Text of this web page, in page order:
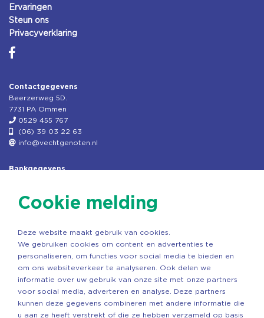
Ervaringen
Steun ons
Privacyverklaring
Contactgegevens
Beerzerweg 5D.
7731 PA Ommen
0529 455 767
(06) 39 03 22 63
info@vechtgenoten.nl
Bankgegevens
Rek.nr: NL85RABO0127579230
Copyright ©2026 Vechtgenoten
Cookie melding
Deze website maakt gebruik van cookies.
We gebruiken cookies om content en advertenties te
personaliseren, om functies voor social media te bieden en
om ons websiteverkeer te analyseren. Ook delen we
informatie over uw gebruik van onze site met onze partners
voor social media, adverteren en analyse. Deze partners
kunnen deze gegevens combineren met andere informatie die
u aan ze heeft verstrekt of die ze hebben verzameld op basis